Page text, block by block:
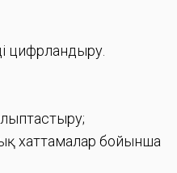
цифрландыру.
хаттамалар бойынша